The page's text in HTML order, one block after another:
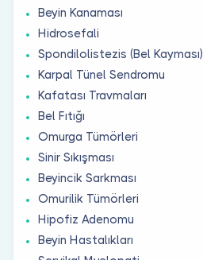
Beyin Kanaması
Hidrosefali
Spondilolistezis (Bel Kayması)
Karpal Tünel Sendromu
Kafatası Travmaları
Bel Fıtığı
Omurga Tümörleri
Sinir Sıkışması
Beyincik Sarkması
Omurilik Tümörleri
Hipofiz Adenomu
Beyin Hastalıkları